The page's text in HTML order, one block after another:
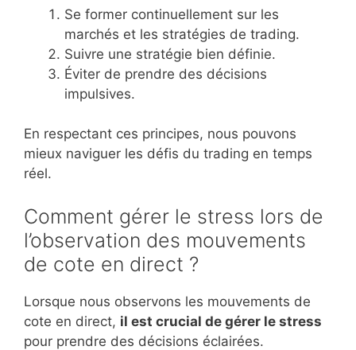
Se former continuellement sur les
marchés et les stratégies de trading.
Suivre une stratégie bien définie.
Éviter de prendre des décisions
impulsives.
En respectant ces principes, nous pouvons
mieux naviguer les défis du trading en temps
réel.
Comment gérer le stress lors de
l’observation des mouvements
de cote en direct ?
Lorsque nous observons les mouvements de
cote en direct, il est crucial de gérer le stress
pour prendre des décisions éclairées.